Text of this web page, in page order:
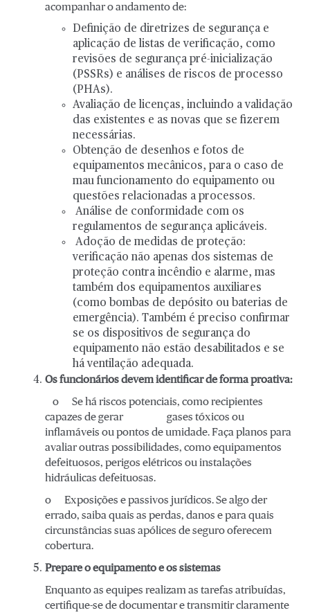
acompanhar o andamento de:
Definição de diretrizes de segurança e
aplicação de listas de verificação, como
revisões de segurança pré-inicialização
(PSSRs) e análises de riscos de processo
(PHAs).
Avaliação de licenças, incluindo a validação
das existentes e as novas que se fizerem
necessárias.
Obtenção de desenhos e fotos de
equipamentos mecânicos, para o caso de
mau funcionamento do equipamento ou
questões relacionadas a processos.
Análise de conformidade com os
regulamentos de segurança aplicáveis.
Adoção de medidas de proteção:
verificação não apenas dos sistemas de
proteção contra incêndio e alarme, mas
também dos equipamentos auxiliares
(como bombas de depósito ou baterias de
emergência). Também é preciso confirmar
se os dispositivos de segurança do
equipamento não estão desabilitados e se
há ventilação adequada.
Os funcionários devem identificar de forma proativa:
o Se há riscos potenciais, como recipientes
capazes de gerar gases tóxicos ou
inflamáveis ou pontos de umidade. Faça planos para
avaliar outras possibilidades, como equipamentos
defeituosos, perigos elétricos ou instalações
hidráulicas defeituosas.
o Exposições e passivos jurídicos. Se algo der
errado, saiba quais as perdas, danos e para quais
circunstâncias suas apólices de seguro oferecem
cobertura.
Prepare o equipamento e os sistemas
Enquanto as equipes realizam as tarefas atribuídas,
certifique-se de documentar e transmitir claramente